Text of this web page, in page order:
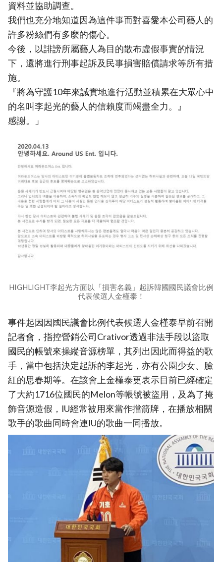
資料並協助調查。
我們也充分地知道因為這件事而對喜愛本公司藝人的
許多粉絲們有多麼的傷心。
今後，以誹謗所屬藝人為目的散布虛假事實的情況
下，還將進行刑事起訴及民事損害賠償請求等所有措
施。
『將為守護10年來誠實地進行活動並積累在大眾心中
的名叫李起光的藝人的信賴度而竭盡全力。』
感謝。」
HIGHLIGHT李起光方面以「損害名義」起訴韓國國民議會比例
代表候選人金槿泰！
事件起因因國民議會比例代表候選人金槿泰早前召開
記者會，指控營銷公司Crativor透過非法手段以盜取
國民的帳號來操縱音源榜單，其列出因此而得益的歌
手，當中包括決定起訴的李起光，亦有公園少女、臉
紅的思春期等。在該會上金槿泰更表示目前已經確定
了大約1716位國民的Melon等帳號被盜用，及為了掩
飾音源造假，IU經常被用來當作擋箭牌，在播放相關
歌手的歌曲同時會連IU的歌曲一同播放。